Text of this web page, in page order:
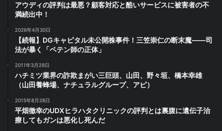
アウディの評判は最悪？顧客対応と酷いサービスに被害者の不
満続出中！
2026年4月30日
【続報】DGキャピタル未公開株事件！三笠崇仁の断末魔――司
法が暴く「ペテン師の正体」
2011年3月29日
ハチミツ業界の詐欺まがい三巨頭、山田、野々垣、橋本幸雄
（山田養蜂場、ナチュラルグループ、アピ）
2015年8月28日
平畑徹幸のUDXヒラハタクリニックの評判とは裏腹に遺伝子治
療してもガンは悪化し死んだ